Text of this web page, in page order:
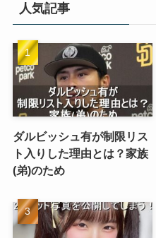
人気記事
ダルビッシュ有が制限リス
ト入りした理由とは？家族
(弟)のため